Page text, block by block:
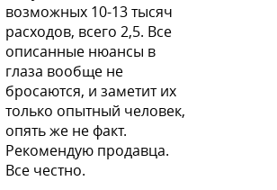
D01 - BLACK (Черный)
H14 - ORANGE (Оранжевый)
возможных 10-13 тысяч
расходов, всего 2,5. Все
описанные нюансы в
глаза вообще не
бросаются, и заметит их
только опытный человек,
опять же не факт.
Рекомендую продавца.
Все честно.